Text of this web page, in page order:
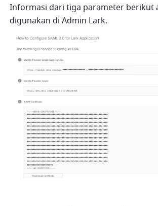
Informasi dari tiga parameter berikut
digunakan di Admin Lark.